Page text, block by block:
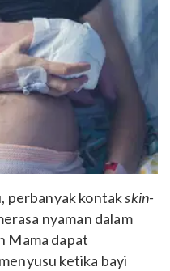
perbanyak kontakskin-
nyaman dalam
Mama dapat
ketika bayi